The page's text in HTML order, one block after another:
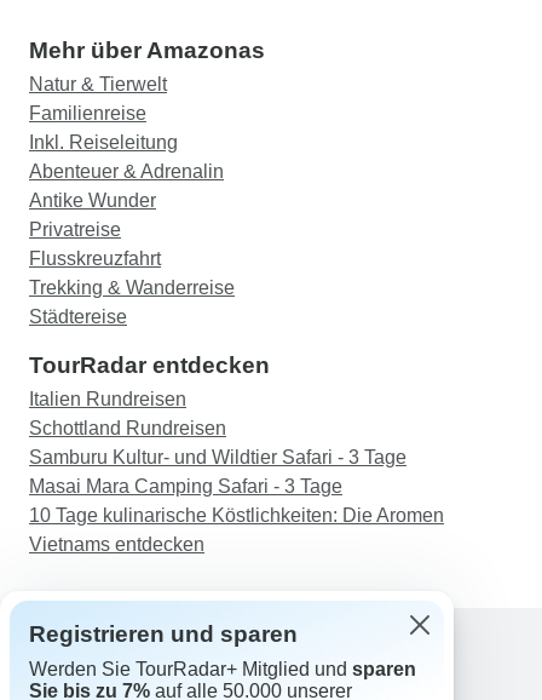
Mehr über Amazonas
Natur & Tierwelt
Familienreise
Inkl. Reiseleitung
Abenteuer & Adrenalin
Antike Wunder
Privatreise
Flusskreuzfahrt
Trekking & Wanderreise
Städtereise
TourRadar entdecken
Italien Rundreisen
Schottland Rundreisen
Samburu Kultur- und Wildtier Safari - 3 Tage
Masai Mara Camping Safari - 3 Tage
10 Tage kulinarische Köstlichkeiten: Die Aromen
Vietnams entdecken
Support
Registrieren und sparen
Werden Sie TourRadar+ Mitglied und sparen
Sie bis zu 7% auf alle 50.000 unserer